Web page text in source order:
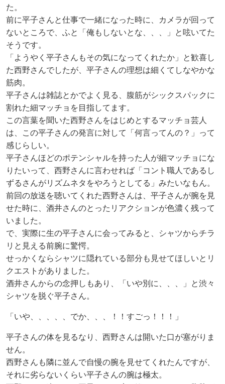
た。
前に平子さんと仕事で一緒になった時に、カメラが回って
ないところで、ふと「俺もしないとな、、、」と呟いてた
そうです。
「ようやく平子さんもその気になってくれたか」と歓喜し
た西野さんでしたが、平子さんの理想は細くてしなやかな
筋肉。
平子さんは雑誌とかでよく見る、腹筋がシックスパックに
割れた細マッチョを目指してます。
この言葉を聞いた西野さんをはじめとするマッチョ芸人
は、この平子さんの発言に対して「何言ってんの？」って
感じらしい。
平子さんほどのポテンシャルを持った人が細マッチョにな
りたいって、西野さんに言わせれば「コント職人であるし
ずるさんがリズムネタをやろうとしてる」みたいなもん。
前回の放送を聴いてくれた西野さんは、平子さんが腕を見
せた時に、酒井さんのとったリアクションが色濃く残って
いました。
で、実際に生の平子さんに会ってみると、シャツからチラ
リと見える前腕に驚愕。
せっかくならシャツに隠れている部分も見せてほしいとリ
クエストがありました。
酒井さんからの念押しもあり、「いや別に、、、」と渋々
シャツを脱ぐ平子さん。
「いや、、、、、でか、、、！！すごっ！！！」
平子さんの体を見るなり、西野さんは開いた口が塞がりま
せん。
西野さんも隣に並んで自慢の腕を見せてくれたんですが、
それに劣らないくらい平子さんの腕は極太。